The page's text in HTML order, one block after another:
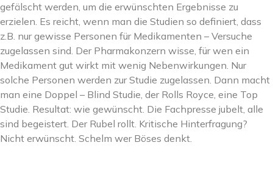
gefälscht werden, um die erwünschten Ergebnisse zu
erzielen. Es reicht, wenn man die Studien so definiert, dass
z.B. nur gewisse Personen für Medikamenten – Versuche
zugelassen sind. Der Pharmakonzern wisse, für wen ein
Medikament gut wirkt mit wenig Nebenwirkungen. Nur
solche Personen werden zur Studie zugelassen. Dann macht
man eine Doppel – Blind Studie, der Rolls Royce, eine Top
Studie. Resultat: wie gewünscht. Die Fachpresse jubelt, alle
sind begeistert. Der Rubel rollt. Kritische Hinterfragung?
Nicht erwünscht. Schelm wer Böses denkt.